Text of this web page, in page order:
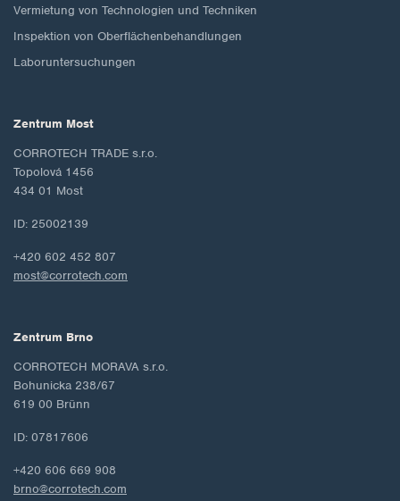
Vermietung von Technologien und Techniken
Inspektion von Oberflächenbehandlungen
Laboruntersuchungen
Zentrum Most
CORROTECH TRADE s.r.o.
Topolová 1456
434 01 Most
ID: 25002139
+420 602 452 807
most@corrotech.com
Zentrum Brno
CORROTECH MORAVA s.r.o.
Bohunicka 238/67
619 00 Brünn
ID: 07817606
+420 606 669 908
brno@corrotech.com